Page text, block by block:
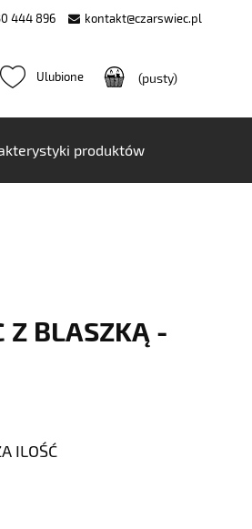
444 896 kontakt@czarswiec.pl
(pusty)
produktów
Z BLASZKĄ -
ILOŚĆ